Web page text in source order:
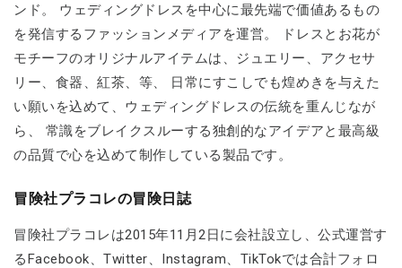
ンド。 ウェディングドレスを中心に最先端で価値あるもの
を発信するファッションメディアを運営。 ドレスとお花が
モチーフのオリジナルアイテムは、ジュエリー、アクセサ
リー、食器、紅茶、等、 日常にすこしでも煌めきを与えた
い願いを込めて、ウェディングドレスの伝統を重んじなが
ら、 常識をブレイクスルーする独創的なアイデアと最高級
の品質で心を込めて制作している製品です。
冒険社プラコレの冒険日誌
冒険社プラコレは2015年11月2日に会社設立し、公式運営す
るFacebook、Twitter、Instagram、TikTokでは合計フォロ